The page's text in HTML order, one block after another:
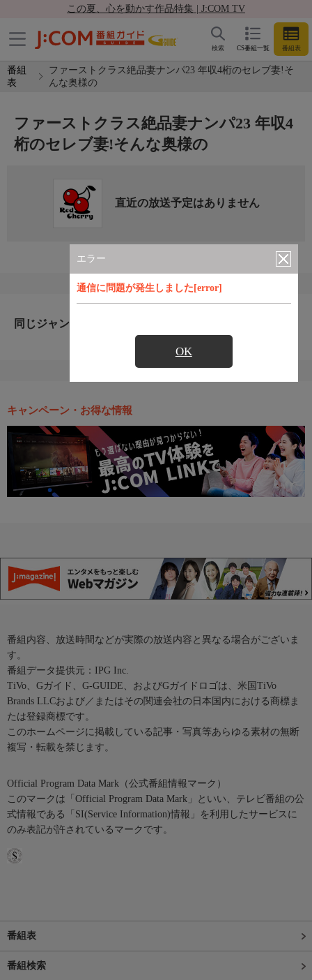
この夏、心を動かす作品特集 | J:COM TV
CS番組一覧 番組表
検索
番組
表
ファーストクラス絶品妻ナンパ23 年収4桁のセレブ妻!そ
んな奥様の
エラー
通信に問題が発生しました[error]
OK
ファーストクラス絶品妻ナンパ23 年収4
桁のセレブ妻!そんな奥様の
直近の放送予定はありません
同じジャンルのおすすめ番組
キャンペーン・お得な情報
番組内容、放送時間などが実際の放送内容と異なる場合がございま
す。
番組データ提供元：IPG Inc.
TiVo、Gガイド、G-GUIDE、およびGガイドロゴは、米国TiVo
Brands LLCおよび／またはその関連会社の日本国内における商標ま
たは登録商標です。
このホームページに掲載している記事・写真等あらゆる素材の無断
複写・転載を禁じます。
Official Program Data Mark（公式番組情報マーク）
このマークは「Official Program Data Mark」といい、テレビ番組の公
式情報である「SI(Service Information)情報」を利用したサービスに
のみ表記が許されているマークです。
番組表
番組検索